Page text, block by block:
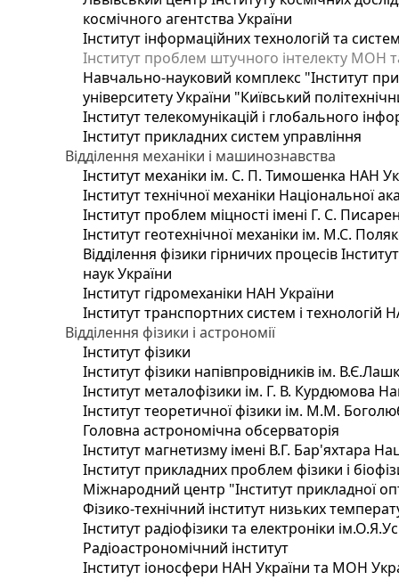
космічного агентства України
Інститут інформаційних технологій та
Інститут проблем штучного інтелекту МОН
Навчально-науковий комплекс "Інститут
університету України "Київський
Інститут телекомунікацій і глобального
Інститут прикладних систем управління
Відділення механіки і машинознавства
Інститут механіки ім. С. П. Тимошенка НАН
Інститут технічної механіки Національної
Інститут проблем міцності імені Г. С.
Інститут геотехнічної механіки ім. М.С.
Відділення фізики гірничих процесів
наук України
Інститут гідромеханіки НАН України
Інститут транспортних систем і технологій
Відділення фізики і астрономії
Інститут фізики
Інститут фізики напівпровідників ім.
Інститут металофізики ім. Г. В. Курдюмова
Інститут теоретичної фізики ім. М.М.
Головна астрономічна обсерваторія
Інститут магнетизму імені В.Г. Бар'яхтара
Інститут прикладних проблем фізики і
Міжнародний центр "Інститут прикладної
Фізико-технічний інститут низьких
Інститут радіофізики та електроніки
Радіоастрономічний інститут
Інститут іоносфери НАН України та МОН